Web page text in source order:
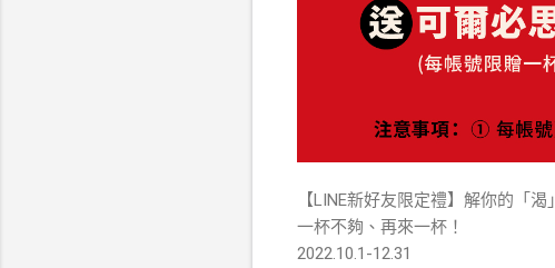
【LINE新好友限定禮】解你的「渴」
一杯不夠、再來一杯！
2022.10.1-12.31